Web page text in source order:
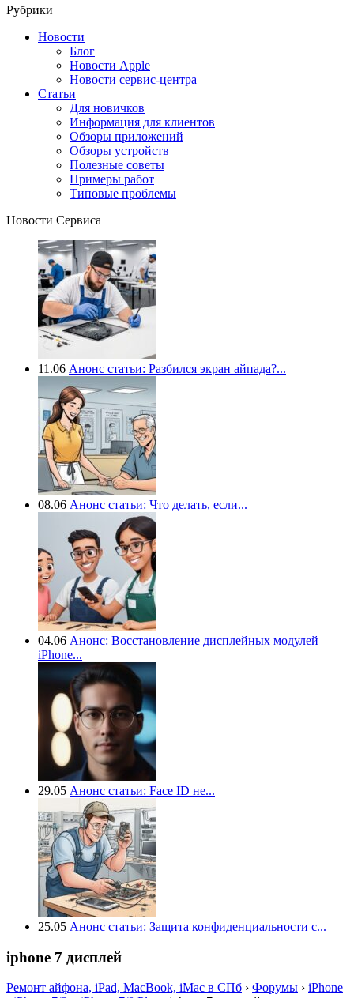
Рубрики
Новости
Блог
Новости Apple
Новости сервис-центра
Статьи
Для новичков
Информация для клиентов
Обзоры приложений
Обзоры устройств
Полезные советы
Примеры работ
Типовые проблемы
Новости Сервиса
11.06 Анонс статьи: Разбился экран айпада?...
08.06 Анонс статьи: Что делать, если...
04.06 Анонс: Восстановление дисплейных модулей
iPhone...
29.05 Анонс статьи: Face ID не...
25.05 Анонс статьи: Защита конфиденциальности с...
iphone 7 дисплей
Ремонт айфона, iPad, MacBook, iMac в СПб › Форумы › iPhone